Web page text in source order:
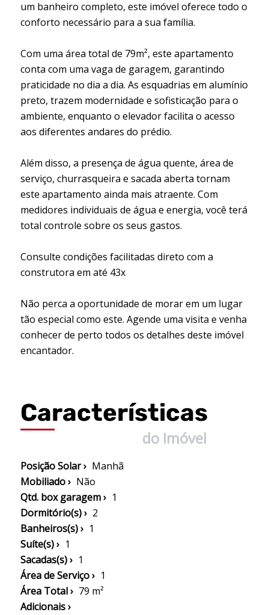
um banheiro completo, este imóvel oferece todo o
conforto necessário para a sua família.
Com uma área total de 79m², este apartamento
conta com uma vaga de garagem, garantindo
praticidade no dia a dia. As esquadrias em alumínio
preto, trazem modernidade e sofisticação para o
ambiente, enquanto o elevador facilita o acesso
aos diferentes andares do prédio.
Além disso, a presença de água quente, área de
serviço, churrasqueira e sacada aberta tornam
este apartamento ainda mais atraente. Com
medidores individuais de água e energia, você terá
total controle sobre os seus gastos.
Consulte condições facilitadas direto com a
construtora em até 43x
Não perca a oportunidade de morar em um lugar
tão especial como este. Agende uma visita e venha
conhecer de perto todos os detalhes deste imóvel
encantador.
Características
do Imóvel
Posição Solar › Manhã
Mobiliado › Não
Qtd. box garagem › 1
Dormitório(s) › 2
Banheiros(s) › 1
Suíte(s) › 1
Sacadas(s) › 1
Área de Serviço › 1
Área Total › 79 m²
Adicionais ›